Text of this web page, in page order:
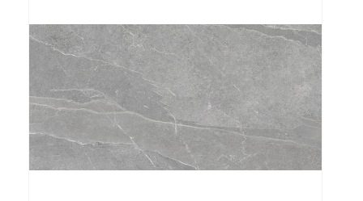
+7 (495) 532-06-30 internet@kdv.ru
Заказать звонок